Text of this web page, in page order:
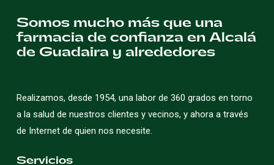
Somos mucho más que una
farmacia de confianza en Alcalá
de Guadaira y alrededores
Realizamos, desde 1954, una labor de 360 grados en torno
a la salud de nuestros clientes y vecinos, y ahora a través
de Internet de quien nos necesite.
Servicios